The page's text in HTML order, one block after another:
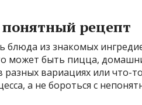
рецепт
блюда из знакомых
может быть пицца,
вариациях или что-
а не бороться с